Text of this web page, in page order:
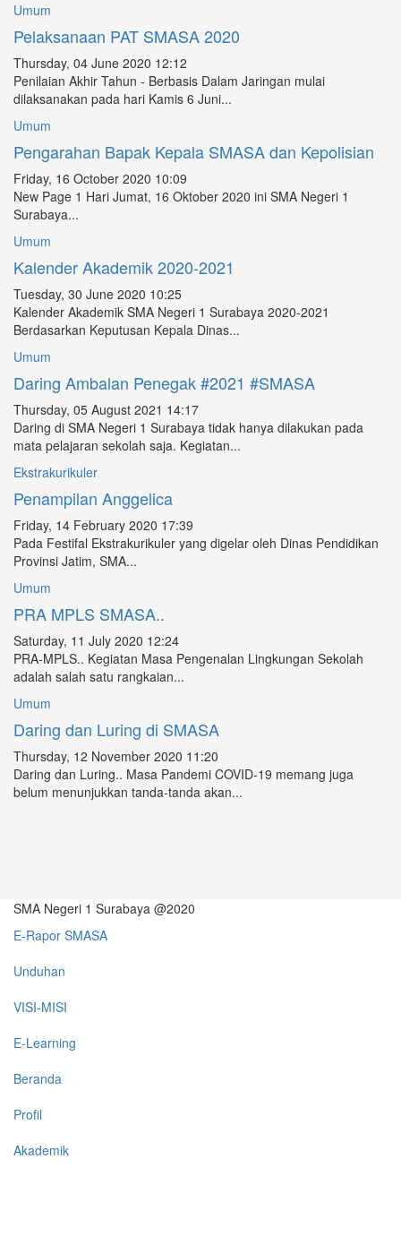
Umum
Pelaksanaan PAT SMASA 2020
Thursday, 04 June 2020 12:12
Penilaian Akhir Tahun - Berbasis Dalam Jaringan mulai
dilaksanakan pada hari Kamis 6 Juni...
Umum
Pengarahan Bapak Kepala SMASA dan Kepolisian
Friday, 16 October 2020 10:09
New Page 1 Hari Jumat, 16 Oktober 2020 ini SMA Negeri 1
Surabaya...
Umum
Kalender Akademik 2020-2021
Tuesday, 30 June 2020 10:25
Kalender Akademik SMA Negeri 1 Surabaya 2020-2021
Berdasarkan Keputusan Kepala Dinas...
Umum
Daring Ambalan Penegak #2021 #SMASA
Thursday, 05 August 2021 14:17
Daring di SMA Negeri 1 Surabaya tidak hanya dilakukan pada
mata pelajaran sekolah saja. Kegiatan...
Ekstrakurikuler
Penampilan Anggelica
Friday, 14 February 2020 17:39
Pada Festifal Ekstrakurikuler yang digelar oleh Dinas Pendidikan
Provinsi Jatim, SMA...
Umum
PRA MPLS SMASA..
Saturday, 11 July 2020 12:24
PRA-MPLS.. Kegiatan Masa Pengenalan Lingkungan Sekolah
adalah salah satu rangkaian...
Umum
Daring dan Luring di SMASA
Thursday, 12 November 2020 11:20
Daring dan Luring.. Masa Pandemi COVID-19 memang juga
belum menunjukkan tanda-tanda akan...
SMA Negeri 1 Surabaya @2020
E-Rapor SMASA
Unduhan
VISI-MISI
E-Learning
Beranda
Profil
Akademik